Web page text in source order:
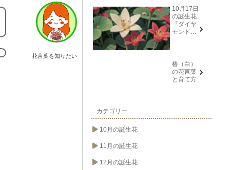
花言葉を知りたい
10月17日
の誕生花
『ダイヤ
モンドリ
楽しみ
に、忍
耐、箱入
椿（白）
の花言葉
と育て方
カテゴリー
10月の誕生花
11月の誕生花
12月の誕生花